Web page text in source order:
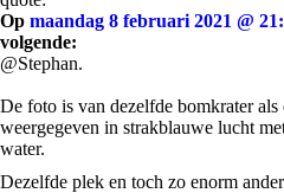
Op maandag 8 februari 2021 @
volgende:
@Stephan.
De foto is van dezelfde bomkrater als
weergegeven in strakblauwe lucht
water.
Dezelfde plek en toch zo enorm